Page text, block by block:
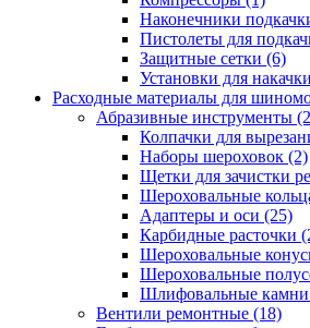
Наконечники
Пистолеты для
Защитные сетки (6)
Установки для
Расходные материалы для
Абразивные инструменты
Колпачки для
Наборы шероховок (2)
Щетки для зачистки
Шероховальные
Адаптеры и оси (25)
Карбидные расточки
Шероховальные
Шероховальные
Шлифовальные камни
Вентили ремонтные (18)